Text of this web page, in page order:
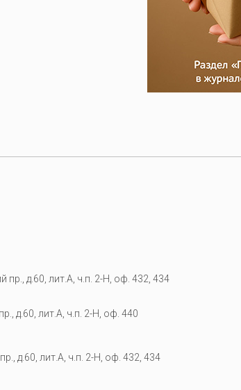
пр., д.60, лит.А, ч.п. 2-Н, оф. 432, 434
д.60, лит.А, ч.п. 2-Н, оф. 440
д.60, лит.А, ч.п. 2-Н, оф. 432, 434